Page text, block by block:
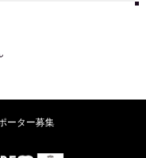
ーター募集